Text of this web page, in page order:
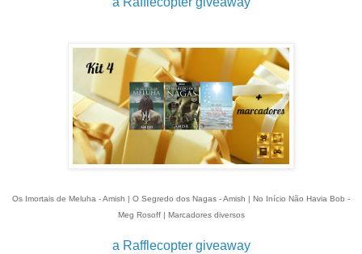
Os Imortais de Meluha - Amish | O Segredo dos Nagas - Amish | No Início Não Havia Bob -
Meg Rosoff | Marcadores diversos
a Rafflecopter giveaway